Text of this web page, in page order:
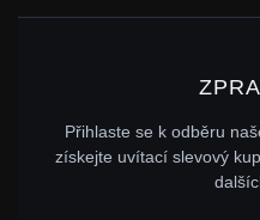
Přihlaste se k odběru
získejte uvítací slevový